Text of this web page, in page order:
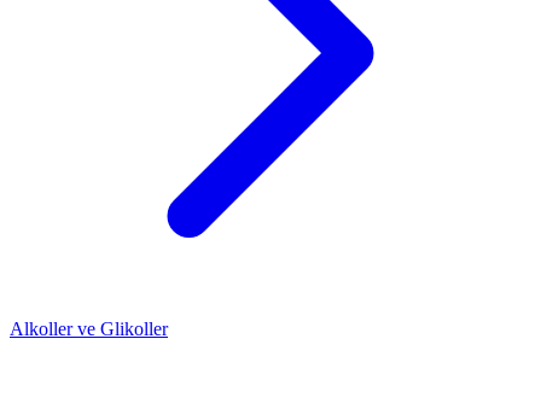
Alkoller ve Glikoller